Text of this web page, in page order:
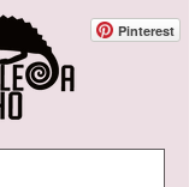
Pinterest